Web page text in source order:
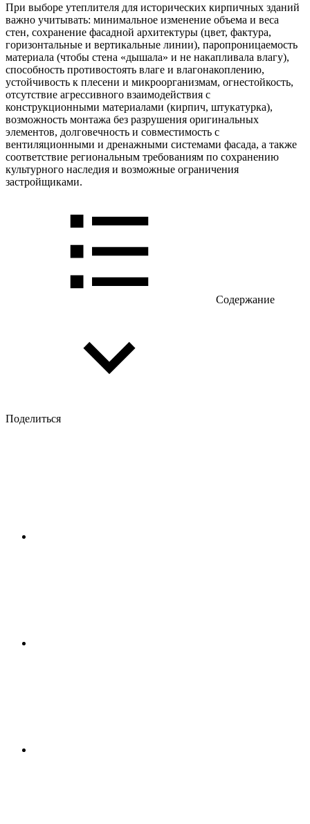
При выборе утеплителя для исторических кирпичных зданий
важно учитывать: минимальное изменение объема и веса
стен, сохранение фасадной архитектуры (цвет, фактура,
горизонтальные и вертикальные линии), паропроницаемость
материала (чтобы стена «дышала» и не накапливала влагу),
способность противостоять влаге и влагонакоплению,
устойчивость к плесени и микроорганизмам, огнестойкость,
отсутствие агрессивного взаимодействия с
конструкционными материалами (кирпич, штукатурка),
возможность монтажа без разрушения оригинальных
элементов, долговечность и совместимость с
вентиляционными и дренажными системами фасада, а также
соответствие региональным требованиям по сохранению
культурного наследия и возможные ограничения
застройщиками.
Содержание
Поделиться